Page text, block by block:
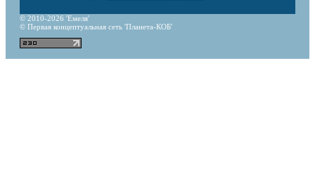
© 2010-2026 'Емеля'
© Первая концептуальная сеть 'Планета-КОБ'